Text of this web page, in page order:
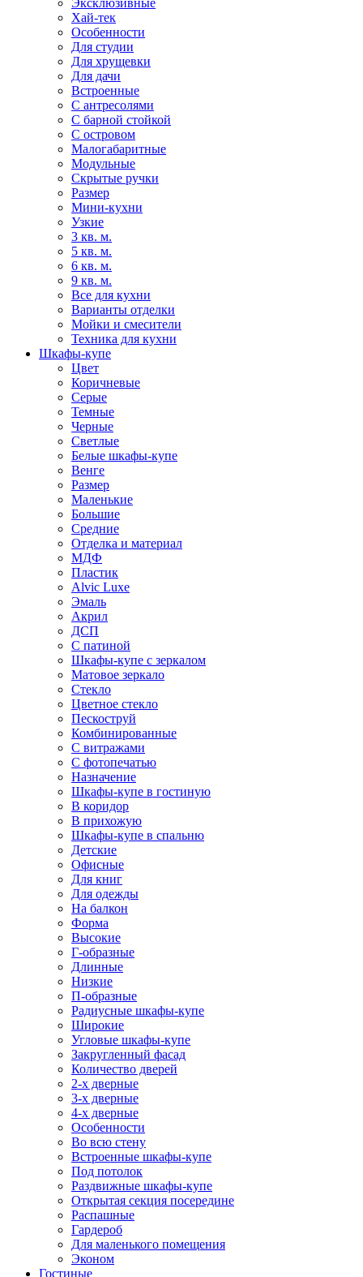
Эксклюзивные
Хай-тек
Особенности
Для студии
Для хрущевки
Для дачи
Встроенные
С антресолями
С барной стойкой
С островом
Малогабаритные
Модульные
Скрытые ручки
Размер
Мини-кухни
Узкие
3 кв. м.
5 кв. м.
6 кв. м.
9 кв. м.
Все для кухни
Варианты отделки
Мойки и смесители
Техника для кухни
Шкафы-купе
Цвет
Коричневые
Серые
Темные
Черные
Светлые
Белые шкафы-купе
Венге
Размер
Маленькие
Большие
Средние
Отделка и материал
МДФ
Пластик
Alvic Luxe
Эмаль
Акрил
ДСП
С патиной
Шкафы-купе с зеркалом
Матовое зеркало
Стекло
Цветное стекло
Пескоструй
Комбинированные
С витражами
С фотопечатью
Назначение
Шкафы-купе в гостиную
В коридор
В прихожую
Шкафы-купе в спальню
Детские
Офисные
Для книг
Для одежды
На балкон
Форма
Высокие
Г-образные
Длинные
Низкие
П-образные
Радиусные шкафы-купе
Широкие
Угловые шкафы-купе
Закругленный фасад
Количество дверей
2-х дверные
3-х дверные
4-х дверные
Особенности
Во всю стену
Встроенные шкафы-купе
Под потолок
Раздвижные шкафы-купе
Открытая секция посередине
Распашные
Гардероб
Для маленького помещения
Эконом
Гостиные